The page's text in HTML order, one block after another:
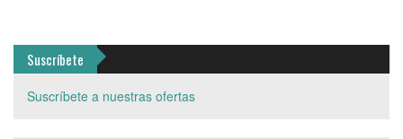
Suscríbete
Suscríbete a nuestras ofertas